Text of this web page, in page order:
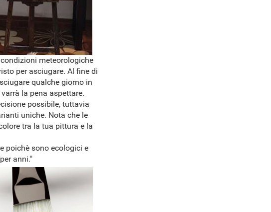
meteorologiche
per asciugare. Al fine di
qualche giorno in
la pena aspettare.
possibile, tuttavia
uniche. Nota che le
tra la tua pittura e la
poichè sono ecologici e
anni."